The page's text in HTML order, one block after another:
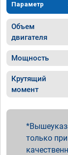
Параметр
Объем
двигателя
Мощность
Крутящий
момент
только